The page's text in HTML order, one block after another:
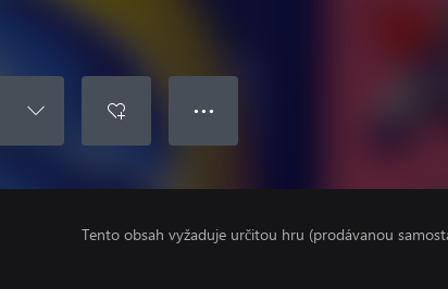
● ● ●
Tento obsah vyžaduje určitou hru (prodávanou